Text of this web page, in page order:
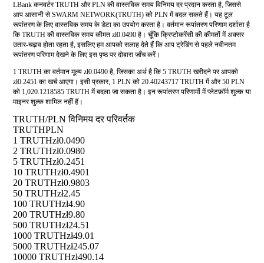
LBank कनवर्टर TRUTH और PLN की वास्तविक समय विनिमय दर प्रदान करता है, जिससे
आप आसानी से SWARM NETWORK(TRUTH) को PLN में बदल सकते हैं। यह टूल
रूपांतरण के लिए वास्तविक समय के डेटा का उपयोग करता है। वर्तमान रूपांतरण परिणाम दर्शाता है
कि TRUTH की वास्तविक समय कीमत zł0.0490 है। चूँकि क्रिप्टोकरेंसी की कीमतों में अक्सर
उतार-चढ़ाव होता रहता है, इसलिए हम आपको सलाह देते हैं कि आप ट्रेडिंग से पहले नवीनतम
रूपांतरण परिणाम देखने के लिए इस पृष्ठ पर दोबारा जाँच करें।
1 TRUTH का वर्तमान मूल्य zł0.0490 है, जिसका अर्थ है कि 5 TRUTH खरीदने पर आपको
zł0.2451 का खर्च आएगा। इसी प्रकार, 1 PLN को 20.40243717 TRUTH में और 50 PLN
को 1,020.1218585 TRUTH में बदला जा सकता है। इन रूपांतरण परिणामों में प्लेटफ़ॉर्म शुल्क या
माइनर शुल्क शामिल नहीं हैं।
TRUTH/PLN विनिमय दर परिवर्तक
TRUTHPLN
1 TRUTHzł0.0490
2 TRUTHzł0.0980
5 TRUTHzł0.2451
10 TRUTHzł0.4901
20 TRUTHzł0.9803
50 TRUTHzł2.45
100 TRUTHzł4.90
200 TRUTHzł9.80
500 TRUTHzł24.51
1000 TRUTHzł49.01
5000 TRUTHzł245.07
10000 TRUTHzł490.14